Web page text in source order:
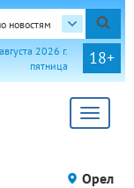
новостям
18+
2026 г.
пятница
Toggle
Орел